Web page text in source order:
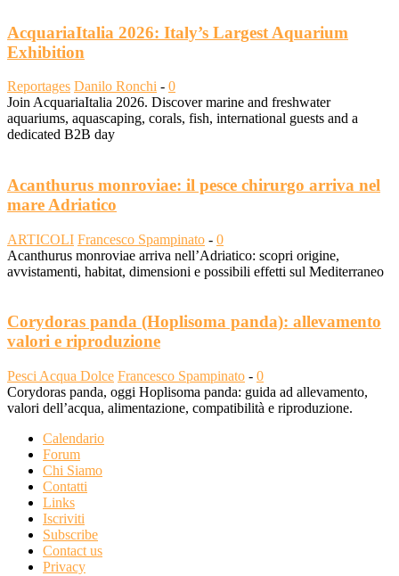
AcquariaItalia 2026: Italy’s Largest Aquarium
Exhibition
Reportages Danilo Ronchi - 0
Join AcquariaItalia 2026. Discover marine and freshwater
aquariums, aquascaping, corals, fish, international guests and a
dedicated B2B day
Acanthurus monroviae: il pesce chirurgo arriva nel
mare Adriatico
ARTICOLI Francesco Spampinato - 0
Acanthurus monroviae arriva nell’Adriatico: scopri origine,
avvistamenti, habitat, dimensioni e possibili effetti sul Mediterraneo
Corydoras panda (Hoplisoma panda): allevamento
valori e riproduzione
Pesci Acqua Dolce Francesco Spampinato - 0
Corydoras panda, oggi Hoplisoma panda: guida ad allevamento,
valori dell’acqua, alimentazione, compatibilità e riproduzione.
Calendario
Forum
Chi Siamo
Contatti
Links
Iscriviti
Subscribe
Contact us
Privacy